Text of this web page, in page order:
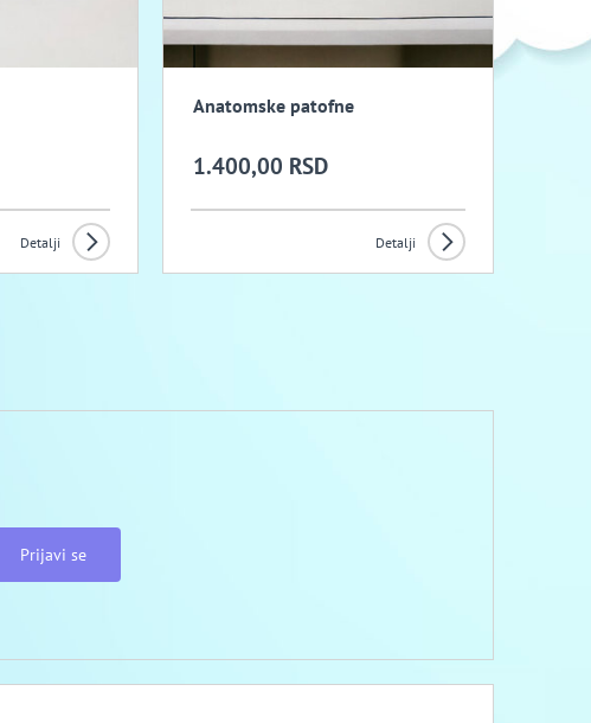
Detalji
Anatomske patofne
1.400,00 RSD
Detalji
Prijavi se